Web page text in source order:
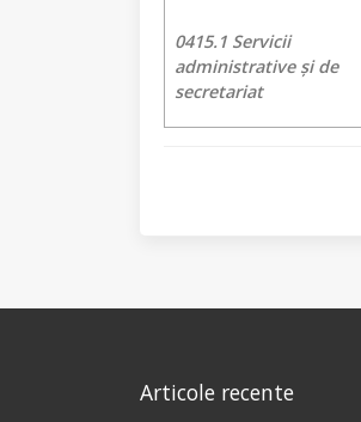
0415.1 Servicii
administrative și de
secretariat
Articole recente